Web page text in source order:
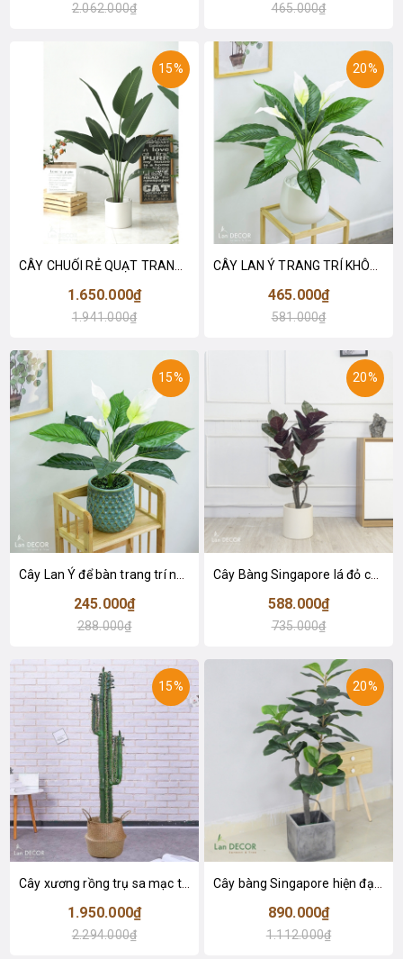
2.062.000₫ 465.000₫
15%
1.650.000₫
1.941.000₫
20%
465.000₫
581.000₫
15%
245.000₫
288.000₫
20%
Cây Bàng Singapore lá đỏ cây giả trang trí Lan Decor (110cm) - LC2918-1
588.000₫
735.000₫
15%
Cây xương rồng trụ sa mạc trang trí loại 2 tay (155cm) - LC2912
1.950.000₫
2.294.000₫
20%
890.000₫
1.112.000₫